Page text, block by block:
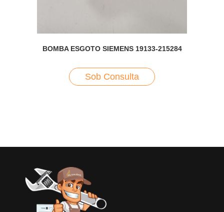
BOMBA ESGOTO SIEMENS 19133-215284
Sob Consulta